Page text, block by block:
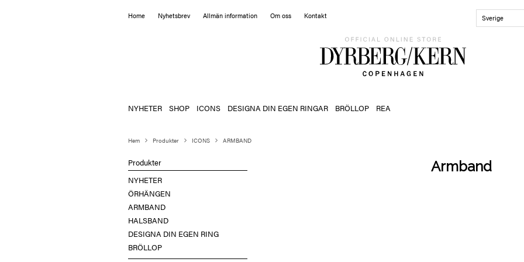
Home Nyhetsbrev Allmän information Om oss Kontakt Sverige
NYHETER SHOP ICONS DESIGNA DIN EGEN RINGAR BRÖLLOP REA
Hem Produkter ICONS ARMBAND
Produkter
NYHETER
ÖRHÄNGEN
ARMBAND
HALSBAND
DESIGNA DIN EGEN RING
BRÖLLOP
Armband